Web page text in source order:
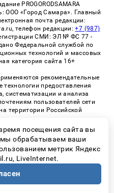
PROGORODSAMARA
«Город Самара». Главный
почта редакции:
телефон редакции:+7 (987)
СМИ: ЭЛ № ФС 77 -
Федеральной службой по
технологий и массовых
категория сайта 16+
рекомендательные
предоставления
систематизации и анализа
пользователей сети
территории Российской
рекомендательных
обменной сети
«СМИ2» (PDF)
| Все права защищены
сайта 16+
посещения сайта вы
мы обрабатываем ваши
метрик Яндекс
LiveInternet.